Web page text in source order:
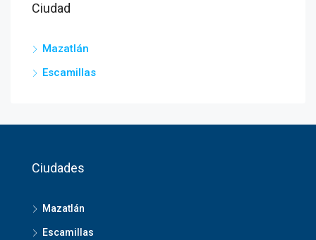
Ciudad
Mazatlán
Escamillas
Ciudades
Mazatlán
Escamillas